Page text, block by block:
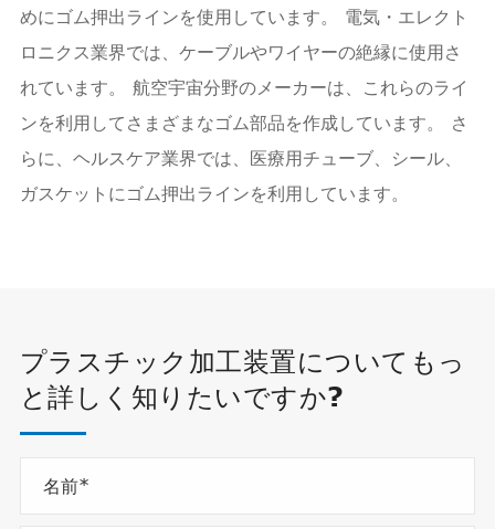
めにゴム押出ラインを使用しています。 電気・エレクト
ロニクス業界では、ケーブルやワイヤーの絶縁に使用さ
れています。 航空宇宙分野のメーカーは、これらのライ
ンを利用してさまざまなゴム部品を作成しています。 さ
らに、ヘルスケア業界では、医療用チューブ、シール、
ガスケットにゴム押出ラインを利用しています。
プラスチック加工装置についてもっ
と詳しく知りたいですか?